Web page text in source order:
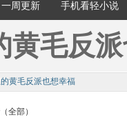
一周更新 手机看轻小说
黄毛反
黄毛反派也想幸福
（全部）